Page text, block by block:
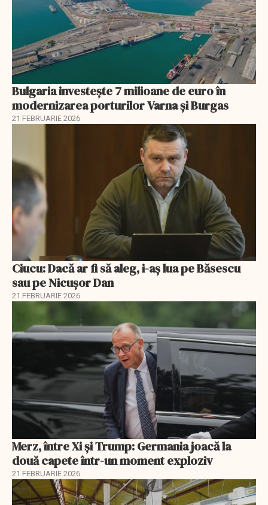
Bulgaria investește 7 milioane de euro în
modernizarea porturilor Varna și Burgas
21 FEBRUARIE 2026
Ciucu: Dacă ar fi să aleg, i-aș lua pe Băsescu
sau pe Nicușor Dan
21 FEBRUARIE 2026
Merz, între Xi și Trump: Germania joacă la
două capete într-un moment exploziv
21 FEBRUARIE 2026